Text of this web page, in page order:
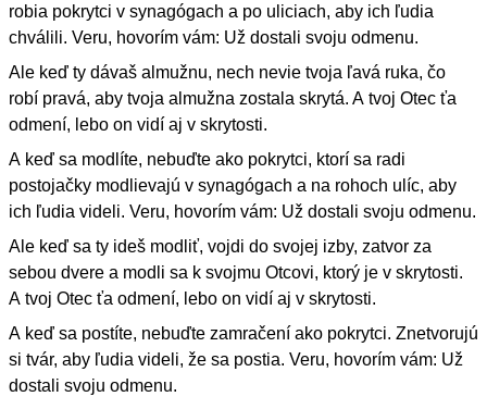
robia pokrytci v synagógach a po uliciach, aby ich ľudia
chválili. Veru, hovorím vám: Už dostali svoju odmenu.
Ale keď ty dávaš almužnu, nech nevie tvoja ľavá ruka, čo
robí pravá, aby tvoja almužna zostala skrytá. A tvoj Otec ťa
odmení, lebo on vidí aj v skrytosti.
A keď sa modlíte, nebuďte ako pokrytci, ktorí sa radi
postojačky modlievajú v synagógach a na rohoch ulíc, aby
ich ľudia videli. Veru, hovorím vám: Už dostali svoju odmenu.
Ale keď sa ty ideš modliť, vojdi do svojej izby, zatvor za
sebou dvere a modli sa k svojmu Otcovi, ktorý je v skrytosti.
A tvoj Otec ťa odmení, lebo on vidí aj v skrytosti.
A keď sa postíte, nebuďte zamračení ako pokrytci. Znetvorujú
si tvár, aby ľudia videli, že sa postia. Veru, hovorím vám: Už
dostali svoju odmenu.